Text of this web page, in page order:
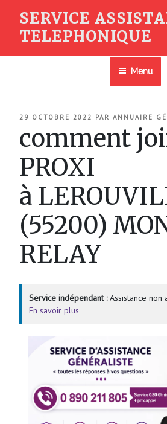
contenu
SERVICE
TELEPHONIQUE
Menu
PUBLIÉ
29 OCTOBRE 2022 PAR ANNUAIRE
comment
PROXI
à
(55200)
RELAY
Service indépendant :Assistance non
En savoir plus